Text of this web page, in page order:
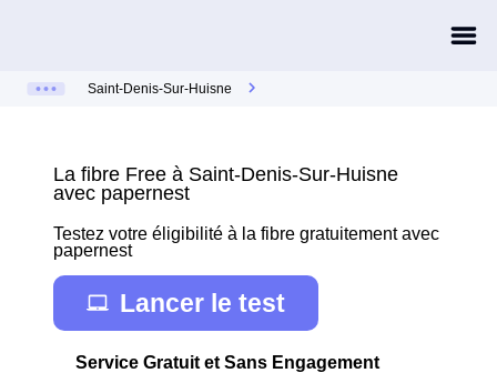
Saint-Denis-Sur-Huisne
La fibre Free à Saint-Denis-Sur-Huisne
avec papernest
Testez votre éligibilité à la fibre gratuitement avec
papernest
Lancer le test
Service Gratuit et Sans Engagement